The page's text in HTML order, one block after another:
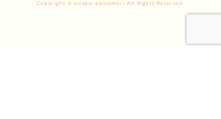
Copyright © kiraku-yuinomori All Rights Reserved.